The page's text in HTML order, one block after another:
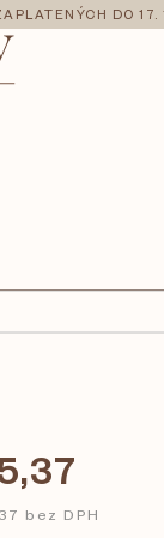
DO 17.
bez DPH